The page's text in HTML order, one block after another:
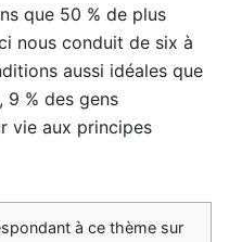
que 50 % de plus
nous conduit de six à
aussi idéales que
9 % des gens
vie aux principes
à ce thème sur